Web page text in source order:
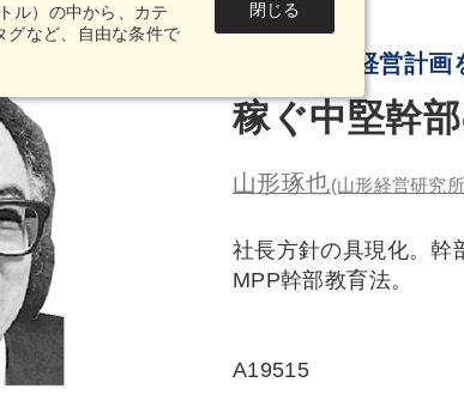
ル）の中から、カテ
グなど、自由な条件で
閉じる
音声・動画
社長方針・経営計
稼ぐ中堅幹
山形琢也(山形経営研究
社長方針の具現化。幹
MPP幹部教育法。
A19515